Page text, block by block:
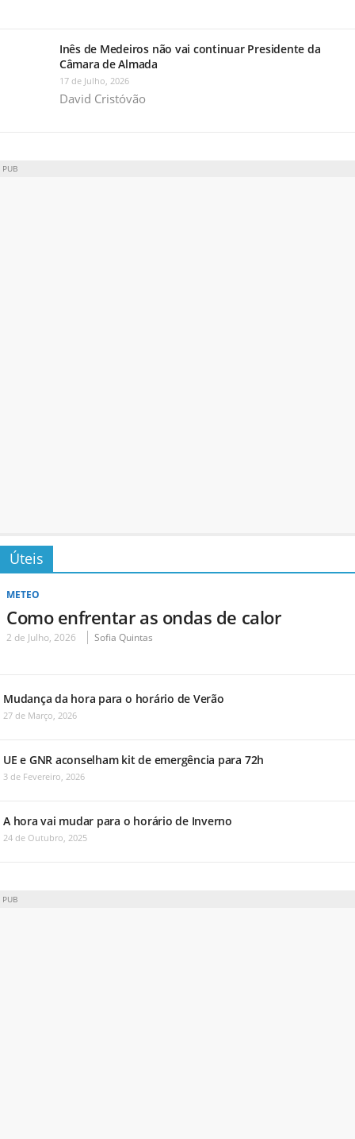
Inês de Medeiros não vai continuar Presidente da
Câmara de Almada
17 de Julho, 2026
David Cristóvão
PUB
Úteis
METEO
Como enfrentar as ondas de calor
2 de Julho, 2026 Sofia Quintas
Mudança da hora para o horário de Verão
27 de Março, 2026
UE e GNR aconselham kit de emergência para 72h
3 de Fevereiro, 2026
A hora vai mudar para o horário de Inverno
24 de Outubro, 2025
PUB